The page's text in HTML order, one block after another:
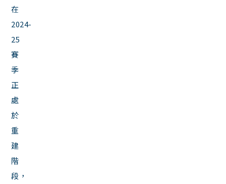
在
2024-
25
賽
季
正
處
於
重
建
階
段，